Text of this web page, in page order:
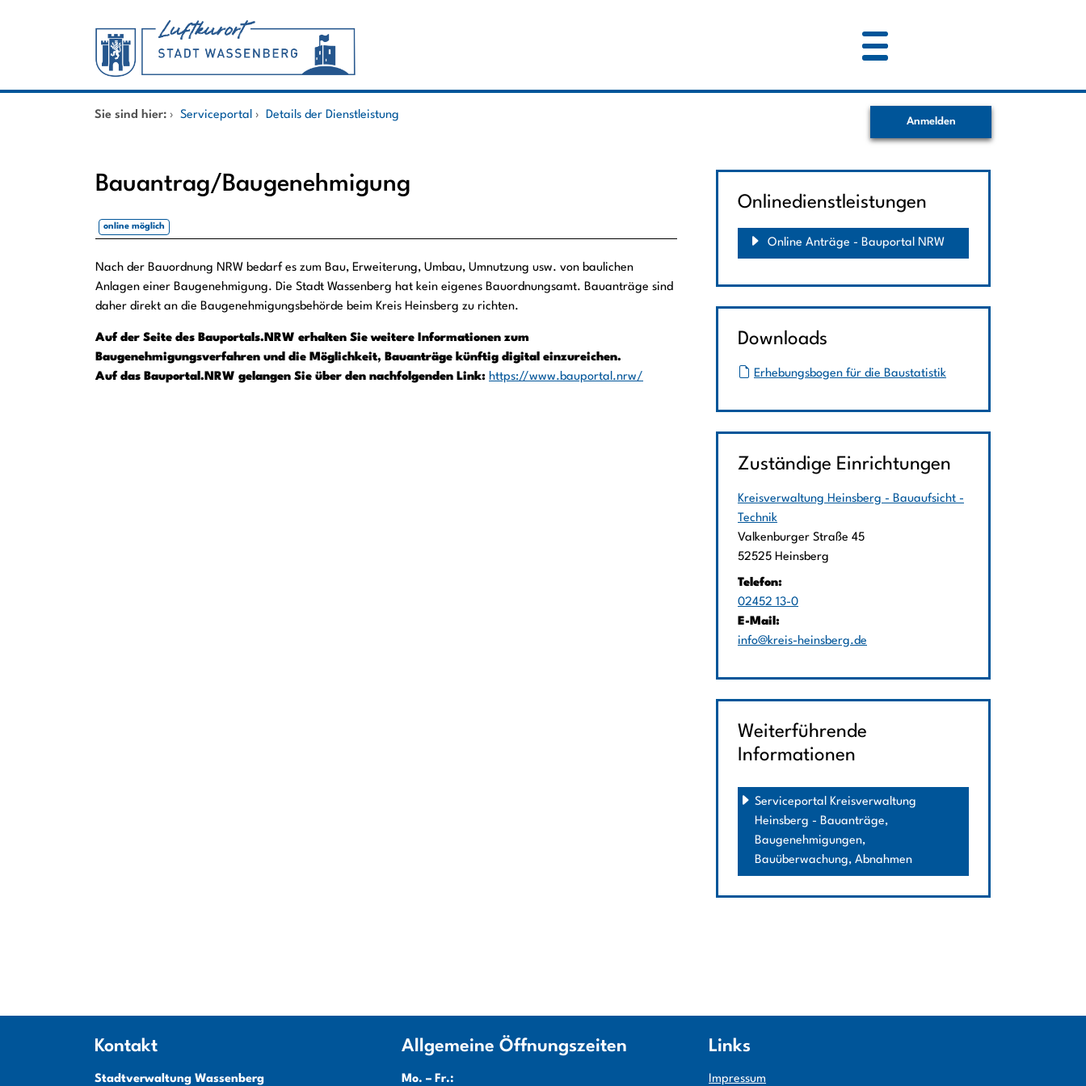
Startseite
Mitarbeitende A-Z
Sie sind hier: › Serviceportal › Details der Dienstleistung
Anmelden
Bauantrag/Baugenehmigung
online möglich
Beschreibung
Nach der Bauordnung NRW bedarf es zum Bau, Erweiterung, Umbau, Umnutzung usw. von baulichen
Anlagen einer Baugenehmigung. Die Stadt Wassenberg hat kein eigenes Bauordnungsamt. Bauanträge sind
daher direkt an die Baugenehmigungsbehörde beim Kreis Heinsberg zu richten.
Auf der Seite des Bauportals.NRW erhalten Sie weitere Informationen zum
Baugenehmigungsverfahren und die Möglichkeit, Bauanträge künftig digital einzureichen.
Auf das Bauportal.NRW gelangen Sie über den nachfolgenden Link: https://www.bauportal.nrw/
Onlinedienstleistungen
Online Anträge - Bauportal NRW
Downloads
Erhebungsbogen für die Baustatistik
Zuständige Einrichtungen
Kreisverwaltung Heinsberg - Bauaufsicht -
Technik
Straße:
Valkenburger Straße Hausnummer:
45
PLZ:
52525 Ort:
Heinsberg
Telefon:
02452 13-0
E-Mail:
info@kreis-heinsberg.de
Weiterführende
Informationen
Serviceportal Kreisverwaltung
Heinsberg - Bauanträge,
Baugenehmigungen,
Bauüberwachung, Abnahmen
Kontakt
Stadtverwaltung Wassenberg
Allgemeine Öffnungszeiten
Mo. – Fr.:
Links
Impressum